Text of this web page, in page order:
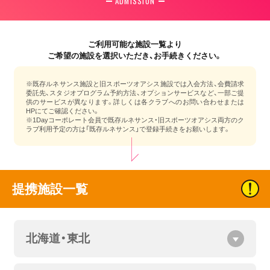
ご利用可能な施設一覧より
ご希望の施設を選択いただき、お手続きください。
※既存ルネサンス施設と旧スポーツオアシス施設では入会方法、会費請求
委託先、スタジオプログラム予約方法、オプションサービスなど、一部ご提
供のサービスが異なります。詳しくは各クラブへのお問い合わせまたは
HPにてご確認ください。
※1Dayコーポレート会員で既存ルネサンス・旧スポーツオアシス両方のク
ラブ利用予定の方は「既存ルネサンス」で登録手続きをお願いします。
提携施設一覧
北海道・東北